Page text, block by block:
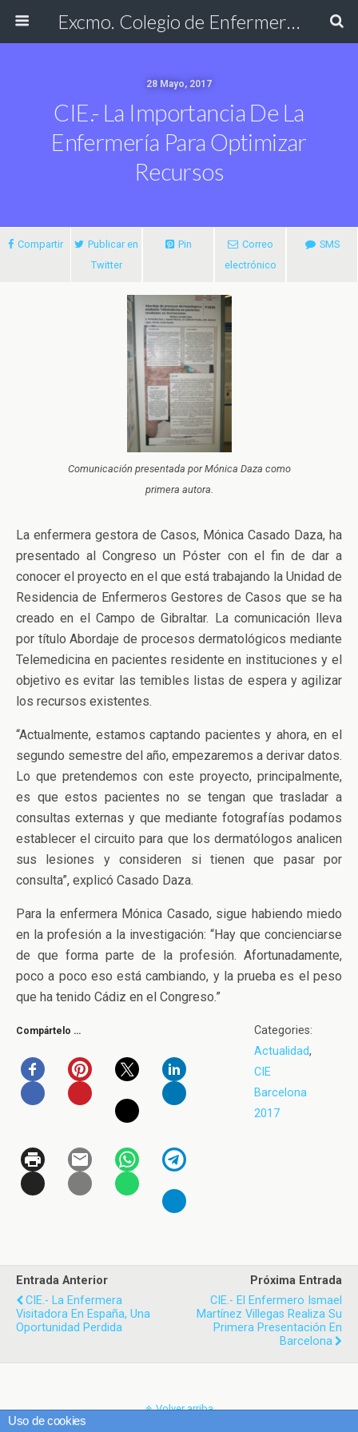
Excmo. Colegio de Enfermería de Cádiz
28 Mayo, 2017
CIE.- La Importancia De La
Enfermería Para Optimizar
Recursos
Compartir
Publicar en
Twitter
Pin
Correo
electrónico
SMS
Comunicación presentada por Mónica Daza como
primera autora.
La enfermera gestora de Casos, Mónica Casado Daza, ha
presentado al Congreso un Póster con el fin de dar a
conocer el proyecto en el que está trabajando la Unidad de
Residencia de Enfermeros Gestores de Casos que se ha
creado en el Campo de Gibraltar. La comunicación lleva
por título Abordaje de procesos dermatológicos mediante
Telemedicina en pacientes residente en instituciones y el
objetivo es evitar las temibles listas de espera y agilizar
los recursos existentes.
“Actualmente, estamos captando pacientes y ahora, en el
segundo semestre del año, empezaremos a derivar datos.
Lo que pretendemos con este proyecto, principalmente,
es que estos pacientes no se tengan que trasladar a
consultas externas y que mediante fotografías podamos
establecer el circuito para que los dermatólogos analicen
sus lesiones y consideren si tienen que pasar por
consulta”, explicó Casado Daza.
Para la enfermera Mónica Casado, sigue habiendo miedo
en la profesión a la investigación: “Hay que concienciarse
de que forma parte de la profesión. Afortunadamente,
poco a poco eso está cambiando, y la prueba es el peso
que ha tenido Cádiz en el Congreso.”
Compártelo …
Categories:
Actualidad,
CIE
Barcelona
2017
Entrada Anterior
CIE.- La Enfermera
Visitadora En España, Una
Oportunidad Perdida
Próxima Entrada
CIE.- El Enfermero Ismael
Martínez Villegas Realiza Su
Primera Presentación En
Barcelona
Volver arriba
Uso de cookies